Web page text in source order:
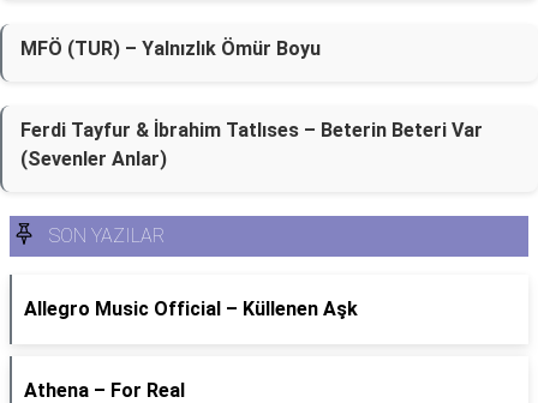
MFÖ (TUR) – Yalnızlık Ömür Boyu
Ferdi Tayfur & İbrahim Tatlıses – Beterin Beteri Var
(Sevenler Anlar)
SON YAZILAR
Allegro Music Official – Küllenen Aşk
Athena – For Real